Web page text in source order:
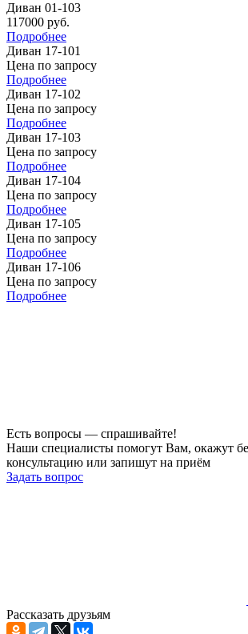
Диван 01-103
117000 руб.
Подробнее
Диван 17-101
Цена по запросу
Подробнее
Диван 17-102
Цена по запросу
Подробнее
Диван 17-103
Цена по запросу
Подробнее
Диван 17-104
Цена по запросу
Подробнее
Диван 17-105
Цена по запросу
Подробнее
Диван 17-106
Цена по запросу
Подробнее
Есть вопросы — спрашивайте!
Наши специалисты помогут Вам, окажут
консультацию или запишут на приём
Задать вопрос
Рассказать друзьям